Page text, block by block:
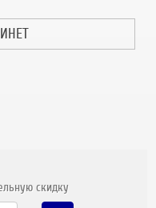
скидку